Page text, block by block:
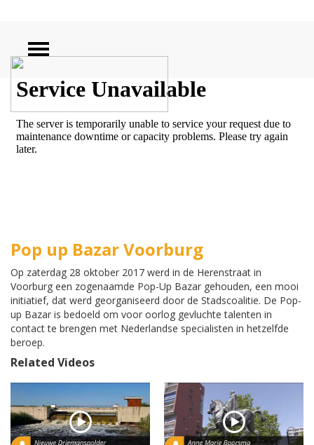
ZOEKEN
Pop up Bazar Voorburg
Op zaterdag 28 oktober 2017 werd in de Herenstraat in
Voorburg een zogenaamde Pop-Up Bazar gehouden, een mooi
initiatief, dat werd georganiseerd door de Stadscoalitie. De Pop-
up Bazar is bedoeld om voor oorlog gevluchte talenten in
contact te brengen met Nederlandse specialisten in hetzelfde
beroep.
Related Videos